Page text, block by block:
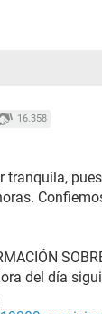
16.358
tranquila,
del día